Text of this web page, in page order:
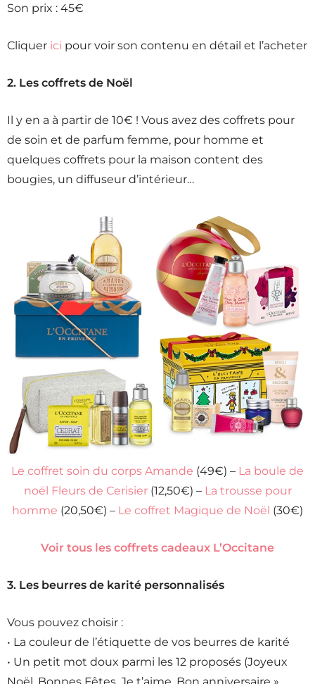
Son prix : 45€
Cliquer ici pour voir son contenu en détail et l’acheter
2. Les coffrets de Noël
Il y en a à partir de 10€ ! Vous avez des coffrets pour
de soin et de parfum femme, pour homme et
quelques coffrets pour la maison content des
bougies, un diffuseur d’intérieur…
Le coffret soin du corps Amande (49€) – La boule de
noël Fleurs de Cerisier(12,50€) – La trousse pour
homme (20,50€) – Le coffret Magique de Noël (30€)
Voir tous les coffrets cadeaux L’Occitane
3. Les beurres de karité personnalisés
Vous pouvez choisir :
• La couleur de l’étiquette de vos beurres de karité
• Un petit mot doux parmi les 12 proposés (Joyeux